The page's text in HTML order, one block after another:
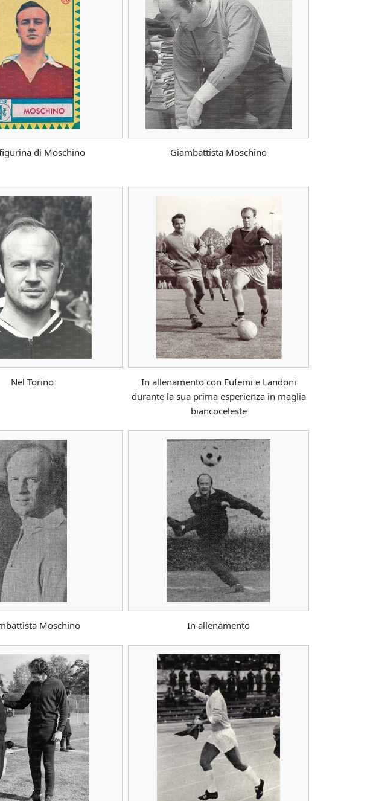
di Moschino Giambattista Moschino
Nel Torino
In allenamento con Eufemi e Landoni
durante la sua prima esperienza in maglia
biancoceleste
Moschino In allenamento